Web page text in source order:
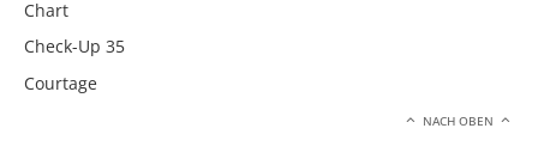
Chart
Check-Up 35
Courtage
NACH OBEN